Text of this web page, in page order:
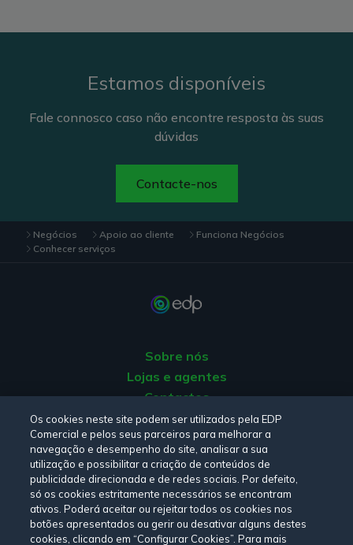
Estamos disponíveis
Fale connosco caso não encontre resposta às suas
dúvidas
Contacte-nos
Negócios Apoio ao cliente
Funciona Negócios
Conhecer serviços
Sobre nós
Lojas e agentes
Contactos
Apoio ao Cliente
Origem da energia
Livro de Reclamações
Consulte a nossaPolítica de privacidade, Política de cookies
Termos e CondiçõeseDeclaração de Acessibilidade.
Os cookies neste site podem ser utilizados pela EDP
Comercial e pelos seus parceiros para melhorar a
navegação e desempenho do site, analisar a sua
utilização e possibilitar a criação de conteúdos de
publicidade direcionada e de redes sociais. Por defeito,
só os cookies estritamente necessários se encontram
ativos. Poderá aceitar ou rejeitar todos os cookies nos
botões apresentados ou gerir ou desativar alguns destes
cookies, clicando em “Configurar Cookies”. Para mais